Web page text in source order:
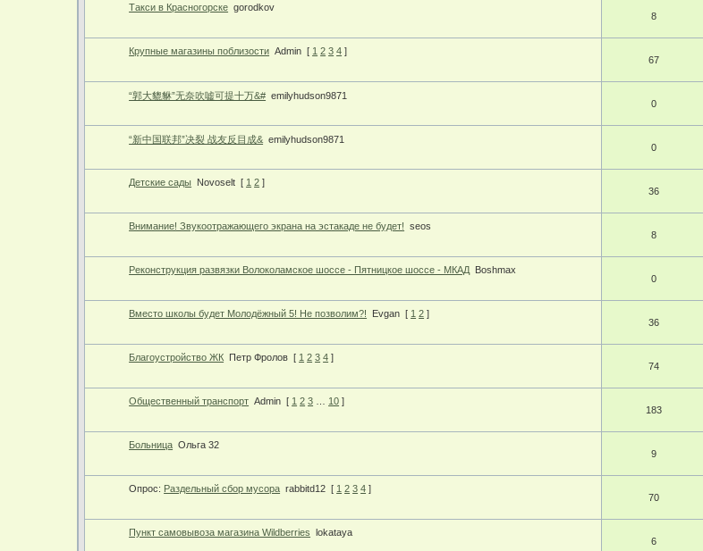
Такси в Красногорске gorodkov
8
Крупные магазины поблизости Admin [ 1 2 3 4 ]
67
“郭大貔貅”无奈吹嘘可提十万&# emilyhudson9871
0
“新中国联邦”决裂 战友反目成& emilyhudson9871
0
Детские сады Novoselt [ 1 2 ]
36
Внимание! Звукоотражающего экрана на эстакаде не будет! seos
8
Реконструкция развязки Волоколамское шоссе - Пятницкое шоссе - МКАД Boshmax
0
Вместо школы будет Молодёжный 5! Не позволим?! Evgan [ 1 2 ]
36
Благоустройство ЖК Петр Фролов [ 1 2 3 4 ]
74
Общественный транспорт Admin [ 1 2 3 10 ]
183
Больница Ольга 32
9
Опрос: Раздельный сбор мусора rabbitd12 [ 1 2 3 4 ]
70
Пункт самовывоза магазина Wildberries lokataya
6